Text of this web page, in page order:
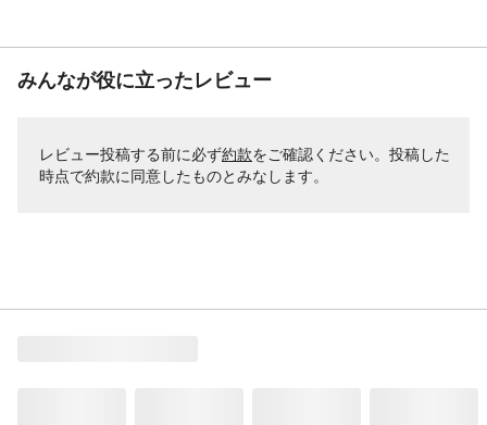
みんなが役に立ったレビュー
レビュー投稿する前に必ず約款をご確認ください。投稿した
時点で約款に同意したものとみなします。